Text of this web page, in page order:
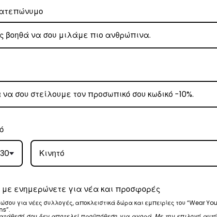
μετά την αγορά σας. M: (+30)6984526595| Email:
εξόδων αποστολής στα
, θα αναλάβει την παράδοσή σας.
ημέρες.
όλη την Ελλάδα με extra χρέωση €2.
ενημερώνετε για νέα και προσφορές
για νέες συλλογές, αποκλειστικά δώρα και εμπειρίες του “Wear